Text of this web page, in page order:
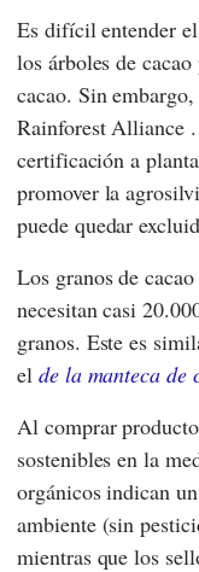
Es difícil entender
los árboles de
cacao. Sin
Rainforest Alliance.
certificación a
promover la
puede quedar
Los granos de
necesitan casi
granos. Este es
el de la manteca de
Al comprar
sostenibles en la
orgánicos indican
ambiente (sin
mientras que los